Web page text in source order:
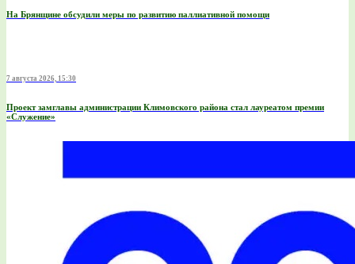
На Брянщине обсудили меры по развитию паллиативной помощи
7 августа 2026, 15:30
Проект замглавы администрации Климовского района стал лауреатом премии
«Служение»